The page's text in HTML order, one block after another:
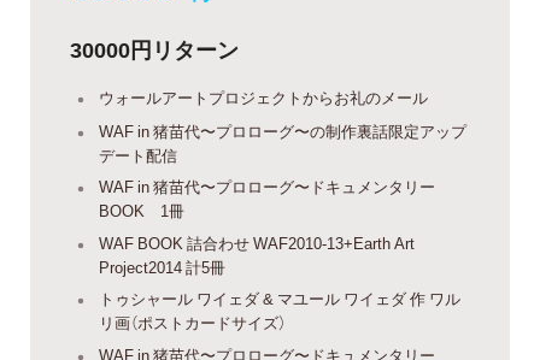
30000円リターン
ウォールアートプロジェクトからお礼のメール
WAF in 猪苗代〜プロローグ〜の制作裏話限定アップ
デート配信
WAF in 猪苗代〜プロローグ〜ドキュメンタリー
BOOK 1冊
WAF BOOK 詰合わせ WAF2010-13+Earth Art
Project2014 計5冊
トゥシャール ワイェダ & マユール ワイェダ 作 ワル
リ画（ポストカードサイズ）
WAF in 猪苗代〜プロローグ〜ドキュメンタリー